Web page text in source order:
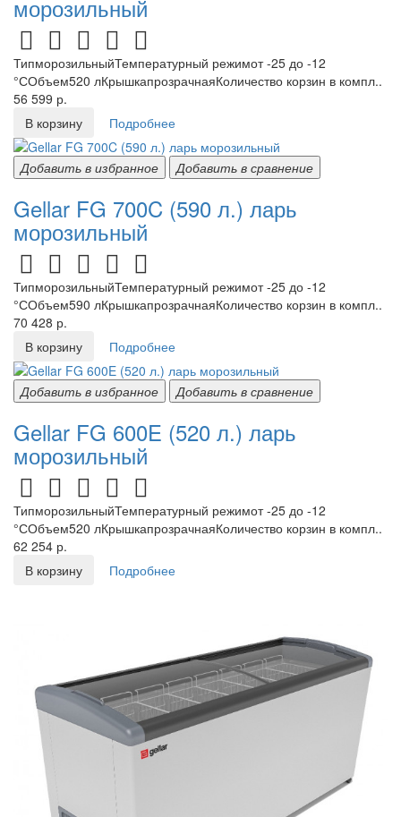
морозильный
ТипморозильныйТемпературный режимот -25 до -12
°СОбъем520 лКрышкапрозрачнаяКоличество корзин в компл..
56 599 р.
В корзину
Подробнее
Добавить в избранное Добавить в сравнение
Gellar FG 700C (590 л.) ларь
морозильный
ТипморозильныйТемпературный режимот -25 до -12
°СОбъем590 лКрышкапрозрачнаяКоличество корзин в компл..
70 428 р.
В корзину
Подробнее
Добавить в избранное Добавить в сравнение
Gellar FG 600E (520 л.) ларь
морозильный
ТипморозильныйТемпературный режимот -25 до -12
°СОбъем520 лКрышкапрозрачнаяКоличество корзин в компл..
62 254 р.
В корзину
Подробнее